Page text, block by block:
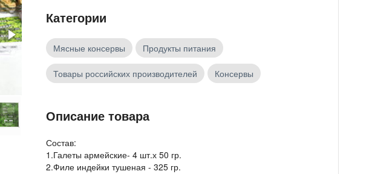
Категории
Мясные консервы Продукты питания
Товары российских производителей Консервы
Описание товара
Состав:
1.Галеты армейские- 4 шт.х 50 гр.
2.Филе индейки тушеная - 325 гр.